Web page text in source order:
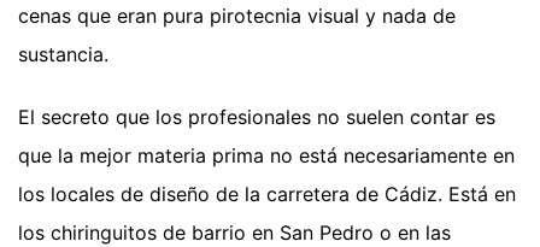
cenas que eran pura pirotecnia visual y nada de
sustancia.
El secreto que los profesionales no suelen contar es
que la mejor materia prima no está necesariamente en
los locales de diseño de la carretera de Cádiz. Está en
los chiringuitos de barrio en San Pedro o en las